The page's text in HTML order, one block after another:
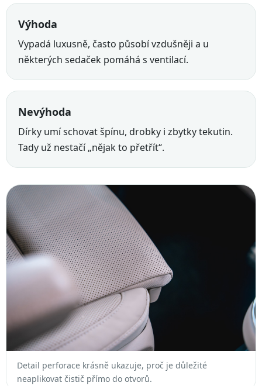
Výhoda
Vypadá luxusně, často působí vzdušněji a u
některých sedaček pomáhá s ventilací.
Nevýhoda
Dírky umí schovat špínu, drobky i zbytky tekutin.
Tady už nestačí „nějak to přetřít“.
Detail perforace krásně ukazuje, proč je důležité
neaplikovat čistič přímo do otvorů.